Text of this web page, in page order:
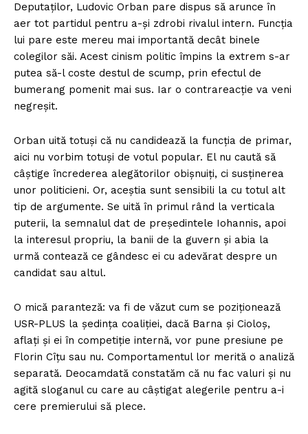
Deputaților, Ludovic Orban pare dispus să arunce în
aer tot partidul pentru a-și zdrobi rivalul intern. Funcția
lui pare este mereu mai importantă decât binele
colegilor săi. Acest cinism politic împins la extrem s-ar
putea să-l coste destul de scump, prin efectul de
bumerang pomenit mai sus. Iar o contrareacție va veni
negreșit.
Orban uită totuși că nu candidează la funcția de primar,
aici nu vorbim totuși de votul popular. El nu caută să
câștige încrederea alegătorilor obișnuiți, ci susținerea
unor politicieni. Or, aceștia sunt sensibili la cu totul alt
tip de argumente. Se uită în primul rând la verticala
puterii, la semnalul dat de președintele Iohannis, apoi
la interesul propriu, la banii de la guvern și abia la
urmă contează ce gândesc ei cu adevărat despre un
candidat sau altul.
O mică paranteză: va fi de văzut cum se poziționează
USR-PLUS la ședința coaliției, dacă Barna și Cioloș,
aflați și ei în competiție internă, vor pune presiune pe
Florin Cîțu sau nu. Comportamentul lor merită o analiză
separată. Deocamdată constatăm că nu fac valuri și nu
agită sloganul cu care au câștigat alegerile pentru a-i
cere premierului să plece.